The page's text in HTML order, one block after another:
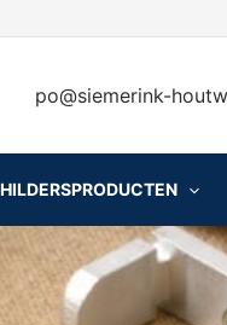
po@siemerink-